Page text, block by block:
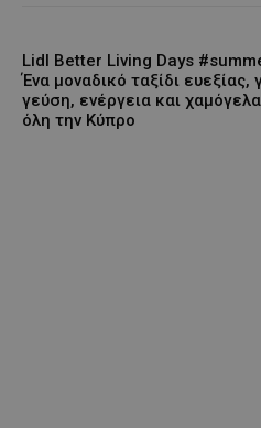
Lidl Better Living Days
Ένα μοναδικό ταξίδι ευεξίας,
γεύση, ενέργεια και
όλη την Κύπρο